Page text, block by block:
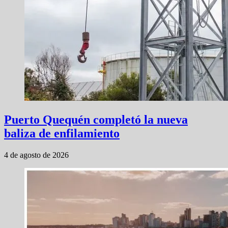
Puerto Quequén completó la nueva
baliza de enfilamiento
4 de agosto de 2026